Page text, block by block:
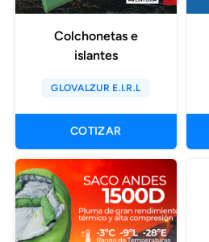
Colchonetas e
islantes
GLOVALZUR E.I.R.L
COTIZAR